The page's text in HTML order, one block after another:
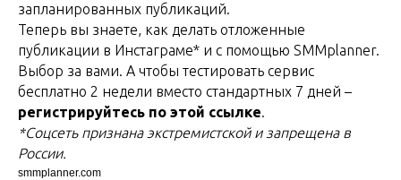
запланированных публикаций.
Теперь вы знаете, как делать отложенные
публикации в Инстаграме* и с помощью SMMplanner.
Выбор за вами. А чтобы тестировать сервис
бесплатно 2 недели вместо стандартных 7 дней –
регистрируйтесь по этой ссылке.
*Соцсеть признана экстремистской и запрещена в
России.
smmplanner.com